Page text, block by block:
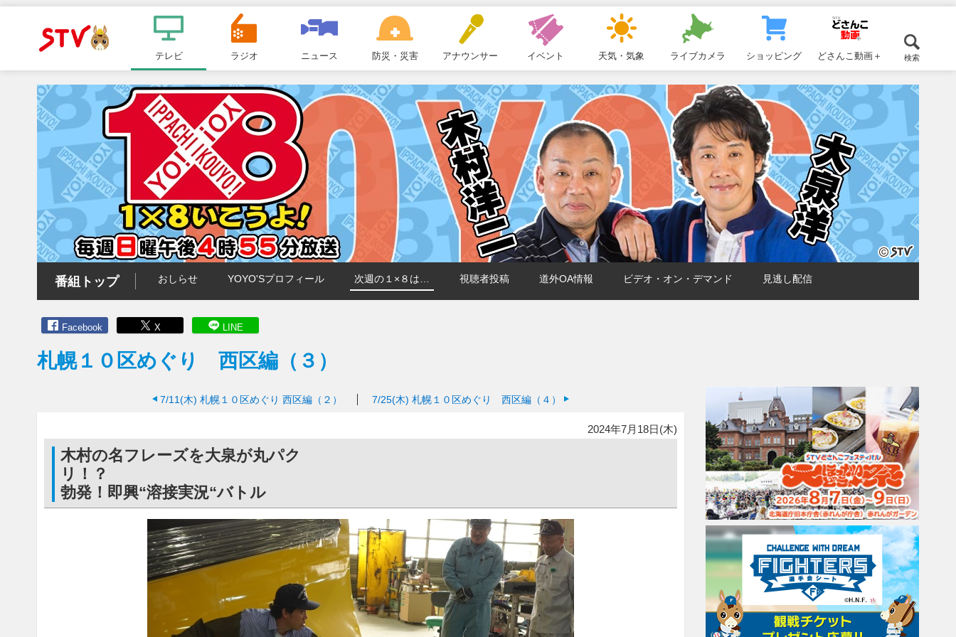
ＳＴＶ札
幌テレビ
ュ
ー
テレビ ラジオ ニュース 防災・災害 アナウンサー イベント 天気・気象 ライブカメラ ショッピング どさんこ動画＋ 検索
番組トップ おしらせ YOYO'Sプロフィール 次週の１×８は… 視聴者投稿 道外OA情報 ビデオ・オン・デマンド 見逃し配信
Facebook X LINE
札幌１０区めぐり 西区編（３）
7/11(木) 札幌１０区めぐり 西区編（２） 7/25(木) 札幌１０区めぐり 西区編（４）
2024年7月18日(木)
木村の名フレーズを大泉が丸パク
リ！？
勃発！即興“溶接実況“バトル